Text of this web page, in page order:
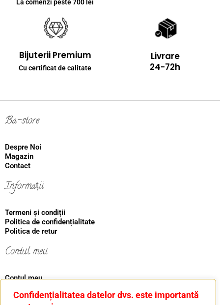
Confidențialitatea datelor dvs. este importantă
La comenzi peste 700 lei
Bijuterii Premium
Cu certificat de calitate
Livrare
24-72h
Ba-store
Despre Noi
Magazin
Contact
Informații
Termeni și condiții
Politica de confidențialitate
Politica de retur
Contul meu
Contul meu
Ordin